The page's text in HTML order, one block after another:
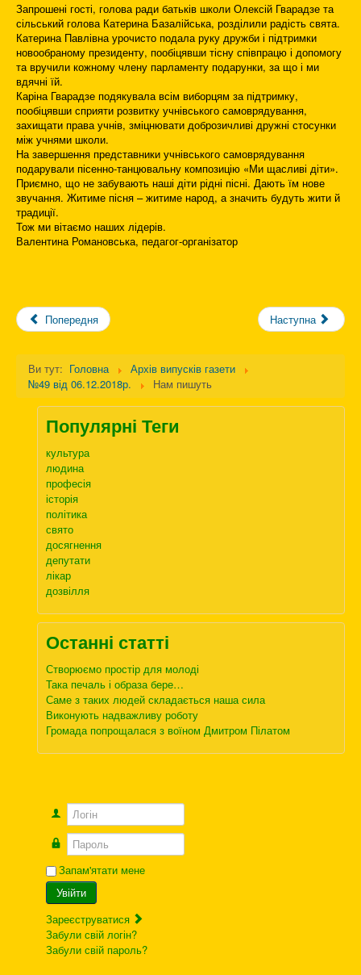
Запрошені гості, голова ради батьків школи Олексій Гварадзе та
сільський голова Катерина Базалійська, розділили радість свята.
Катерина Павлівна урочисто подала руку дружби і підтримки
новообраному президенту, пообіцявши тісну співпрацю і допомогу
та вручили кожному члену парламенту подарунки, за що і ми
вдячні їй.
Каріна Гварадзе подякувала всім виборцям за підтримку,
пообіцявши сприяти розвитку учнівського самоврядування,
захищати права учнів, зміцнювати доброзичливі дружні стосунки
між учнями школи.
На завершення представники учнівського самоврядування
подарували пісенно-танцювальну композицію «Ми щасливі діти».
Приємно, що не забувають наші діти рідні пісні. Дають їм нове
звучання. Житиме пісня – житиме народ, а значить будуть жити й
традиції.
Тож ми вітаємо наших лідерів.
Валентина Романовська, педагог-організатор
Попередня Наступна
Ви тут: Головна
Архів випусків газети
№49 від 06.12.2018р.
Нам пишуть
Популярні Теги
культура
людина
професія
історія
політика
свято
досягнення
депутати
лікар
дозвілля
Останні статті
Створюємо простір для молоді
Така печаль і образа бере…
Саме з таких людей складається наша сила
Виконують надважливу роботу
Громада попрощалася з воїном Дмитром Пілатом
Логін
Пароль
Запам'ятати мене
Увійти
Зареєструватися
Забули свій логін?
Забули свій пароль?